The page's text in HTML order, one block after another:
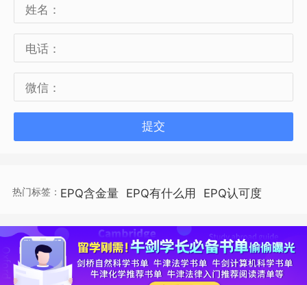
业，也可以选取EPQ产出中的2000字作为
提交的书面作业。
剑桥：鼓励学生参与EPQ经历
鼓励学生参与EPQ项目，因为这将有助于
学生获得独立学习能力和研究技能。
提交
热门标签： EPQ含金量 EPQ有什么用 EPQ认可度